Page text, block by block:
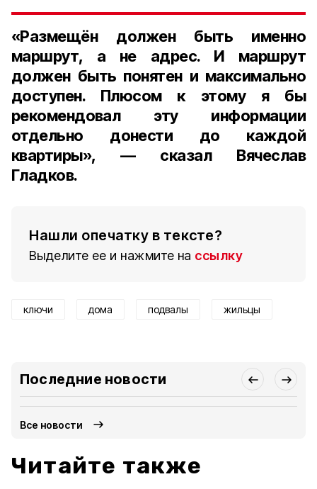
«Размещён должен быть именно
маршрут, а не адрес. И маршрут
должен быть понятен и максимально
доступен. Плюсом к этому я бы
рекомендовал эту информации
отдельно донести до каждой
квартиры», — сказал Вячеслав
Гладков.
Нашли опечатку в тексте?
Выделите ее и нажмите на ссылку
ключи дома подвалы жильцы
Последние новости
Все новости
Читайте также